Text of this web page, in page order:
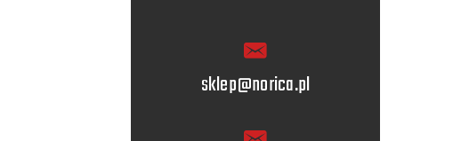
sklep@norica.pl